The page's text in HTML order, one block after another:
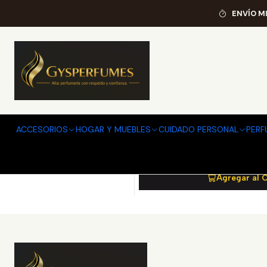
ACCESORIOS HOGAR Y MUEBLES CUIDADO PERSONAL
ENVÍO
-10%OFF
BLUE SEDUCTION
Agregar al